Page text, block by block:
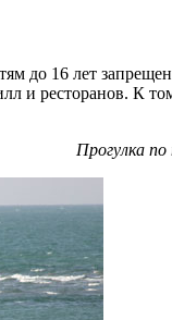
до 16 лет
и ресторанов. К
Прогулка по